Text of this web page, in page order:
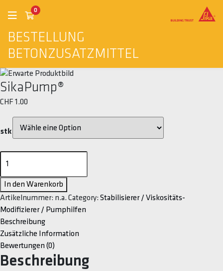
BESTELLUNG
BETONZUSATZMITTEL
0
SikaPump®
CHF 1.00
stk
Menge
In den Warenkorb
Artikelnummer: n.a. Category: Stabilisierer / Viskositäts-
Modifizierer / Pumphilfen
Beschreibung
Zusätzliche Information
Bewertungen (0)
Beschreibung